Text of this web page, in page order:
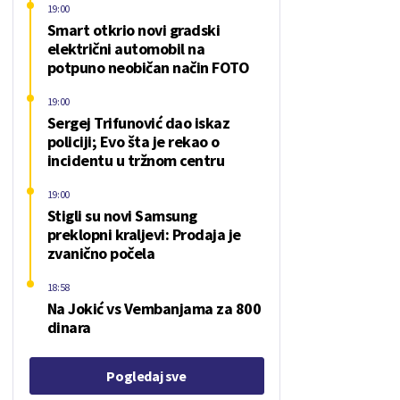
Smart otkrio novi gradski
električni automobil na
potpuno neobičan način FOTO
19:00
Sergej Trifunović dao iskaz
policiji; Evo šta je rekao o
incidentu u tržnom centru
19:00
Stigli su novi Samsung
preklopni kraljevi: Prodaja je
zvanično počela
19:00
Na Jokić vs Vembanjama za 800
dinara
18:58
Pogledaj sve